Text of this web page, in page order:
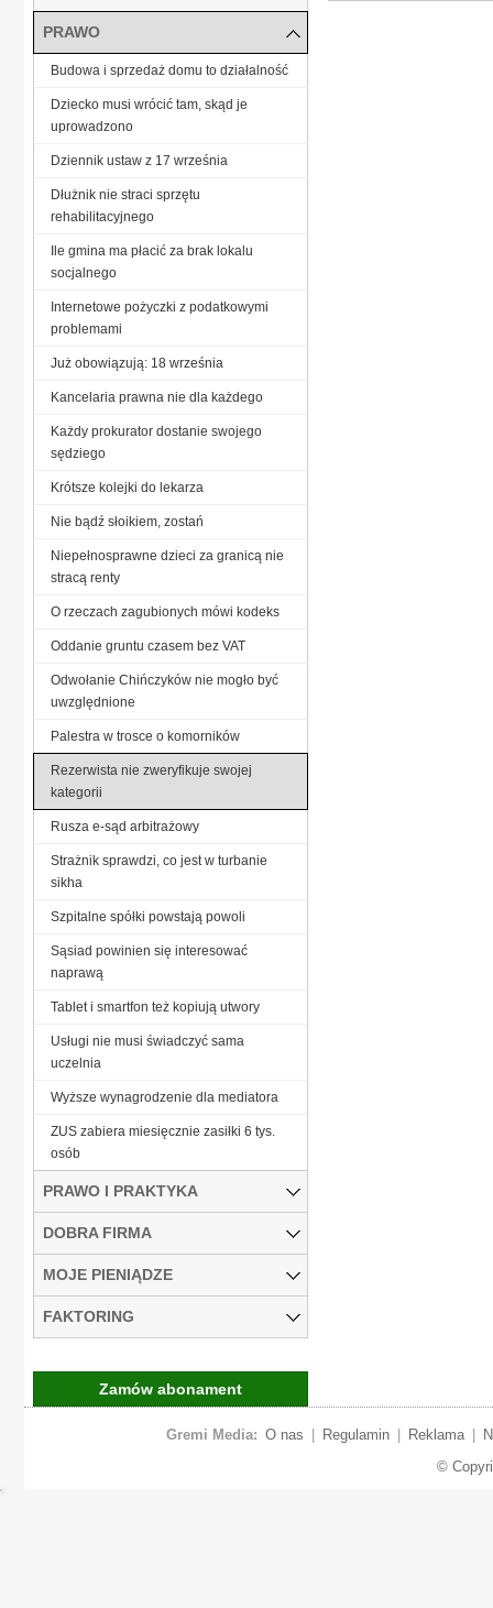
PRAWO
Budowa i sprzedaż domu to działalność
Dziecko musi wrócić tam, skąd je
uprowadzono
Dziennik ustaw z 17 września
Dłużnik nie straci sprzętu
rehabilitacyjnego
Ile gmina ma płacić za brak lokalu
socjalnego
Internetowe pożyczki z podatkowymi
problemami
Już obowiązują: 18 września
Kancelaria prawna nie dla każdego
Każdy prokurator dostanie swojego
sędziego
Krótsze kolejki do lekarza
Nie bądź słoikiem, zostań
Niepełnosprawne dzieci za granicą nie
stracą renty
O rzeczach zagubionych mówi kodeks
Oddanie gruntu czasem bez VAT
Odwołanie Chińczyków nie mogło być
uwzględnione
Palestra w trosce o komorników
Rezerwista nie zweryfikuje swojej
kategorii
Rusza e-sąd arbitrażowy
Strażnik sprawdzi, co jest w turbanie
sikha
Szpitalne spółki powstają powoli
Sąsiad powinien się interesować
naprawą
Tablet i smartfon też kopiują utwory
Usługi nie musi świadczyć sama
uczelnia
Wyższe wynagrodzenie dla mediatora
ZUS zabiera miesięcznie zasiłki 6 tys.
osób
PRAWO I PRAKTYKA
DOBRA FIRMA
MOJE PIENIĄDZE
FAKTORING
Zamów abonament
Gremi Media: O nas Regulamin Reklama
©